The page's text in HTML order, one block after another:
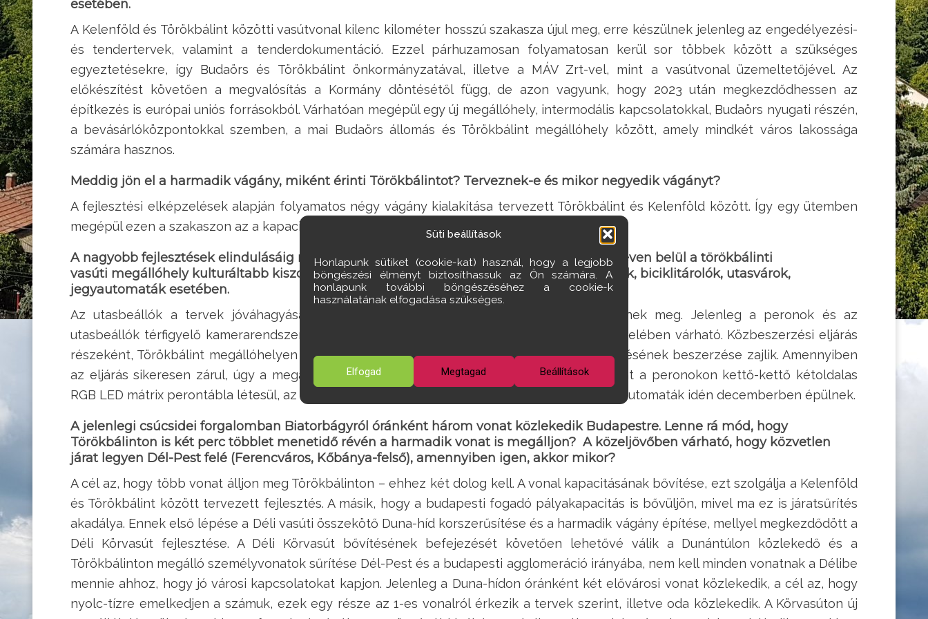
Süti beállítások
Honlapunk sütiket (cookie-kat) használ, hogy a legjobb
böngészési élményt biztosíthassuk az Ön számára. A
honlapunk további böngészéséhez a cookie-k
használatának elfogadása szükséges.
Elfogad Megtagad Beállítások
esetében.
A Kelenföld és Törökbálint közötti vasútvonal kilenc kilométer hosszú szakasza újul meg, erre készülnek jelenleg az engedélyezési-
és tendertervek, valamint a tenderdokumentáció. Ezzel párhuzamosan folyamatosan kerül sor többek között a szükséges
egyeztetésekre, így Budaörs és Törökbálint önkormányzatával, illetve a MÁV Zrt-vel, mint a vasútvonal üzemeltetőjével. Az
előkészítést követően a megvalósítás a Kormány döntésétől függ, de azon vagyunk, hogy 2023 után megkezdődhessen az
építkezés is európai uniós forrásokból. Várhatóan megépül egy új megállóhely, intermodális kapcsolatokkal, Budaörs nyugati részén,
a bevásárlóközpontokkal szemben, a mai Budaörs állomás és Törökbálint megállóhely között, amely mindkét város lakossága
számára hasznos.
Meddig jön el a harmadik vágány, miként érinti Törökbálintot? Terveznek-e és mikor negyedik vágányt?
A fejlesztési elképzelések alapján folyamatos négy vágány kialakítása tervezett Törökbálint és Kelenföld között. Így egy ütemben
megépül ezen a szakaszon az a kapacitás, amely a távlati igények kielégítésére is alkalmas.
A nagyobb fejlesztések elindulásáig milyen lépések várhatóak néhány hónapon, negyedéven belül a törökbálinti
vasúti megállóhely kulturáltabb kiszolgálása érdekében? Így például a parkolási viszonyok, biciklitárolók, utasvárok,
jegyautomaták esetében.
Az utasbeállók a tervek jóváhagyását követően várhatóan 2021. második felében épülnek meg. Jelenleg a peronok és az
utasbeállók térfigyelő kamerarendszerének tervezése történik, a kivitelezés 2021. második felében várható. Közbeszerzési eljárás
részeként, Törökbálint megállóhelyen új utastájékoztató rendszer tervezésének és kivitelezésének beszerzése zajlik. Amennyiben
az eljárás sikeresen zárul, úgy a megállóhelyen megújul a hangos utastájékoztatás, valamint a peronokon kettő-kettő kétoldalas
RGB LED mátrix perontábla létesül, az előzetes tervek szerint 2021. második félévében. Jegyautomaták idén decemberben épülnek.
A jelenlegi csúcsidei forgalomban Biatorbágyról óránként három vonat közlekedik Budapestre. Lenne rá mód, hogy
Törökbálinton is két perc többlet menetidő révén a harmadik vonat is megálljon? A közeljövőben várható, hogy közvetlen
járat legyen Dél-Pest felé (Ferencváros, Kőbánya-felső), amennyiben igen, akkor mikor?
A cél az, hogy több vonat álljon meg Törökbálinton – ehhez két dolog kell. A vonal kapacitásának bővítése, ezt szolgálja a Kelenföld
és Törökbálint között tervezett fejlesztés. A másik, hogy a budapesti fogadó pályakapacitás is bővüljön, mivel ma ez is járatsűrítés
akadálya. Ennek első lépése a Déli vasúti összekötő Duna-híd korszerűsítése és a harmadik vágány építése, mellyel megkezdődött a
Déli Körvasút fejlesztése. A Déli Körvasút bővítésének befejezését követően lehetővé válik a Dunántúlon közlekedő és a
Törökbálinton megálló személyvonatok sűrítése Dél-Pest és a budapesti agglomeráció irányába, nem kell minden vonatnak a Délibe
mennie ahhoz, hogy jó városi kapcsolatokat kapjon. Jelenleg a Duna-hídon óránként két elővárosi vonat közlekedik, a cél az, hogy
nyolc-tízre emelkedjen a számuk, ezek egy része az 1-es vonalról érkezik a tervek szerint, illetve oda közlekedik. A Körvasúton új